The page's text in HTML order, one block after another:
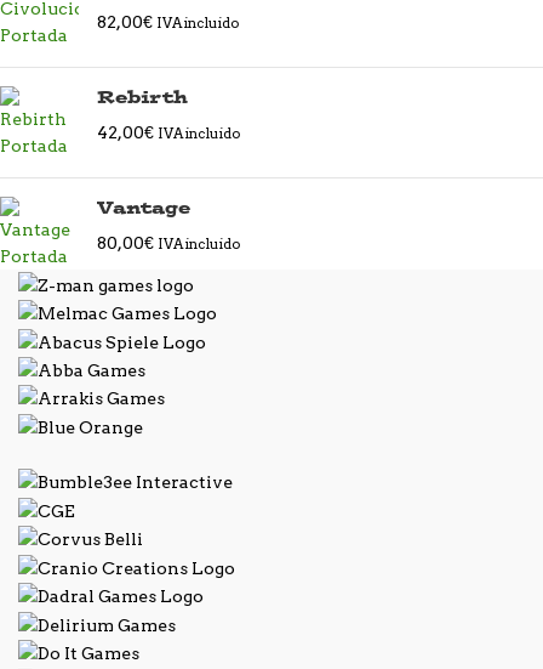
82,00€ IVA incluido
Rebirth
42,00€ IVA incluido
Vantage
80,00€ IVA incluido